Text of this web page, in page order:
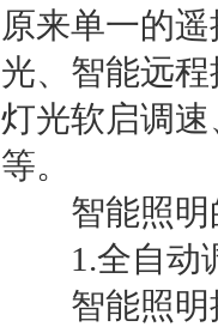
原来单一的
光、智能远
灯光软启调
等。
智能照明
1.全自动
智能照明控